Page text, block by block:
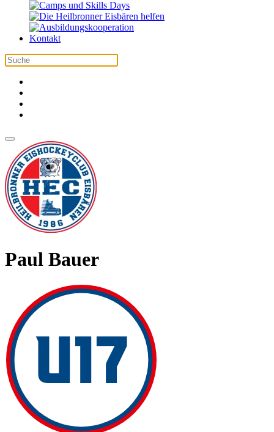
Kontakt
Paul Bauer